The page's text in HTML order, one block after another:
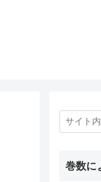
巻数に